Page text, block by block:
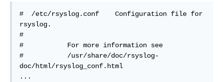
#  /etc/rsyslog.conf    Configuration file for
rsyslog.
#
#           For more information see
#           /usr/share/doc/rsyslog-
doc/html/rsyslog_conf.html
...